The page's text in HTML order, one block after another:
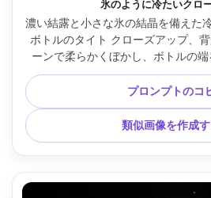
氷のように冷たいクロ
濃い結露と小さな氷の結晶を備えた
ボトルのタイト クローズアップ、
ーンで柔らかくぼかし、ボトルの端
ト、ラベル テクスチャのマクロ デ
撮影、90mm マクロ、f/5.6、鮮明
ル、高解像度 --
プロンプトのコ
類似画像を作成